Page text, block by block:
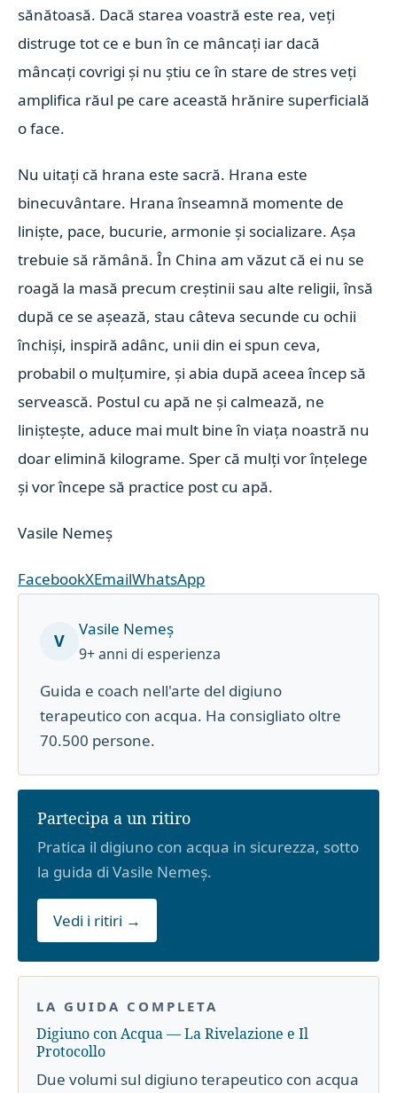
sănătoasă. Dacă starea voastră este rea, veți
distruge tot ce e bun în ce mâncați iar dacă
mâncați covrigi și nu știu ce în stare de stres veți
amplifica răul pe care această hrănire superficială
o face.
Nu uitați că hrana este sacră. Hrana este
binecuvântare. Hrana înseamnă momente de
liniște, pace, bucurie, armonie și socializare. Așa
trebuie să rămână. În China am văzut că ei nu se
roagă la masă precum creștinii sau alte religii, însă
după ce se așează, stau câteva secunde cu ochii
închiși, inspiră adânc, unii din ei spun ceva,
probabil o mulțumire, și abia după aceea încep să
servească. Postul cu apă ne și calmează, ne
liniștește, aduce mai mult bine în viața noastră nu
doar elimină kilograme. Sper că mulți vor înțelege
și vor începe să practice post cu apă.
Vasile Nemeș
FacebookXEmailWhatsApp
V
Vasile Nemeș
9+ anni di esperienza
Guida e coach nell'arte del digiuno
terapeutico con acqua. Ha consigliato oltre
70.500 persone.
Partecipa a un ritiro
Pratica il digiuno con acqua in sicurezza, sotto
la guida di Vasile Nemeș.
Vedi i ritiri →
LA GUIDA COMPLETA
Digiuno con Acqua — La Rivelazione e Il
Protocollo
Due volumi sul digiuno terapeutico con acqua